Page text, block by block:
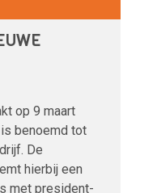
op 9 maart
benoemd tot
De
hierbij een
met president-